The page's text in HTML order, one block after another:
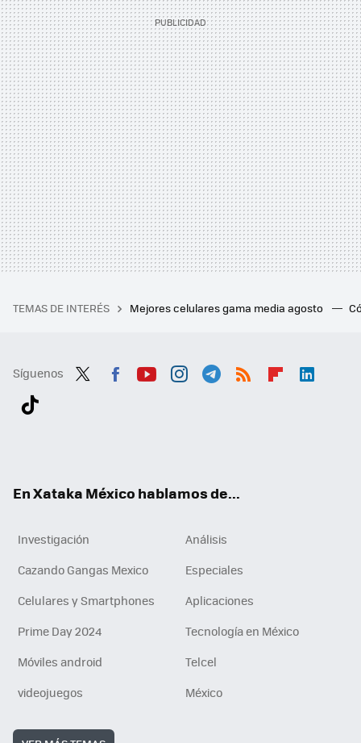
TEMAS DE INTERÉS Mejores celulares gama media agosto
Síguenos
En Xataka México hablamos de...
Investigación
Análisis
Cazando Gangas Mexico
Especiales
Celulares y Smartphones
Aplicaciones
Prime Day 2024
Tecnología en México
Móviles android
Telcel
videojuegos
México